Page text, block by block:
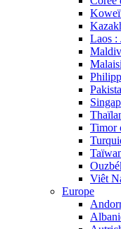
Laos :
Timor
Viêt
Europe